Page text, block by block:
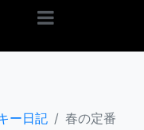
ー日記 春の定番